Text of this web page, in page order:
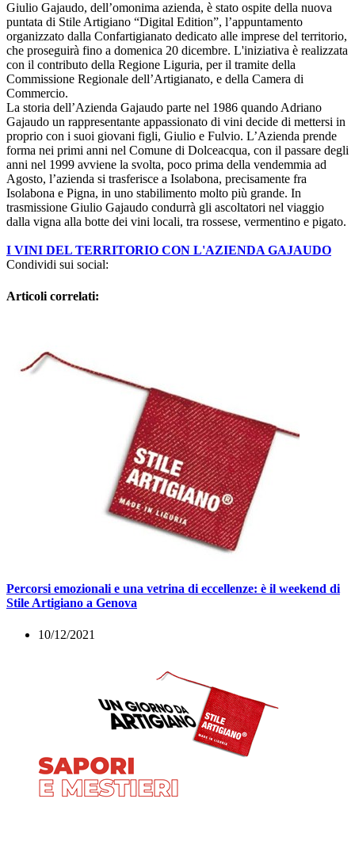
Giulio Gajaudo, dell’omonima azienda, è stato ospite della nuova
puntata di Stile Artigiano “Digital Edition”, l’appuntamento
organizzato dalla Confartigianato dedicato alle imprese del territorio,
che proseguirà fino a domenica 20 dicembre. L'iniziativa è realizzata
con il contributo della Regione Liguria, per il tramite della
Commissione Regionale dell’Artigianato, e della Camera di
Commercio.
La storia dell’Azienda Gajaudo parte nel 1986 quando Adriano
Gajaudo un rappresentante appassionato di vini decide di mettersi in
proprio con i suoi giovani figli, Giulio e Fulvio. L’Azienda prende
forma nei primi anni nel Comune di Dolceacqua, con il passare degli
anni nel 1999 avviene la svolta, poco prima della vendemmia ad
Agosto, l’azienda si trasferisce a Isolabona, precisamente fra
Isolabona e Pigna, in uno stabilimento molto più grande. In
trasmissione Giulio Gajaudo condurrà gli ascoltatori nel viaggio
dalla vigna alla botte dei vini locali, tra rossese, vermentino e pigato.
I VINI DEL TERRITORIO CON L'AZIENDA GAJAUDO
Condividi sui social:
Articoli correlati:
Percorsi emozionali e una vetrina di eccellenze: è il weekend di
Stile Artigiano a Genova
10/12/2021